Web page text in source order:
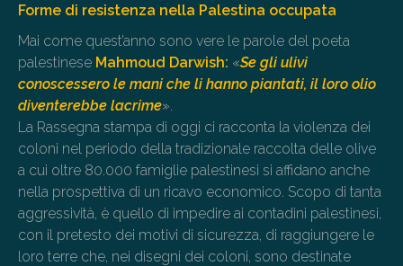
Forme di resistenza nella Palestina occupata
Mai come quest’anno sono vere le parole del poeta
palestinese Mahmoud Darwish: «Se gli ulivi
conoscessero le mani che li hanno piantati, il loro olio
diventerebbe lacrime».
La Rassegna stampa di oggi ci racconta la violenza dei
coloni nel periodo della tradizionale raccolta delle olive
a cui oltre 80.000 famiglie palestinesi si affidano anche
nella prospettiva di un ricavo economico. Scopo di tanta
aggressività, è quello di impedire ai contadini palestinesi,
con il pretesto dei motivi di sicurezza, di raggiungere le
loro terre che, nei disegni dei coloni, sono destinate